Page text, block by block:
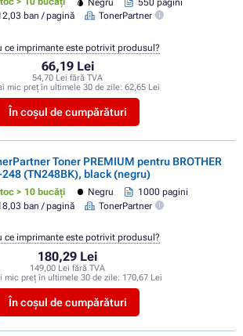
ban / pagină
TonerPartner
66,19 Lei
54,70 Lei fără TVA
mic preț în ultimele 30 de zile: 62,65 Lei
În coșul de cumpărături
ce imprimante este potrivit produsul?
Toner PREMIUM pentru BROTHER
248 (TN248BK), black (negru)
> 10 bucăți Negru
1000 pagini
ban / pagină
TonerPartner
180,29 Lei
149,00 Lei fără TVA
mic preț în ultimele 30 de zile: 170,67 Lei
În coșul de cumpărături
ce imprimante este potrivit produsul?